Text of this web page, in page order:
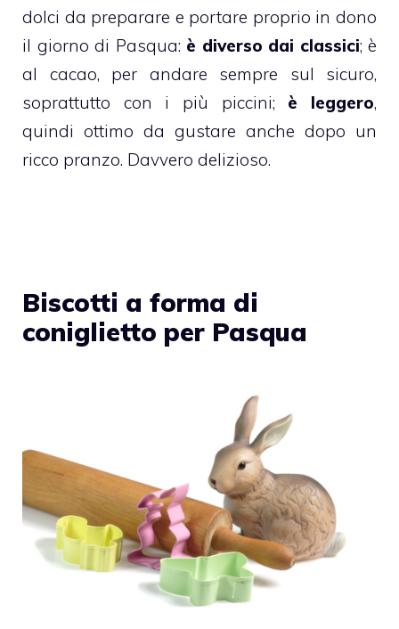
dolci da preparare e portare proprio in dono
il giorno di Pasqua: è diverso dai classici; è
al cacao, per andare sempre sul sicuro,
soprattutto con i più piccini; è leggero,
quindi ottimo da gustare anche dopo un
ricco pranzo. Davvero delizioso.
Biscotti a forma di
coniglietto per Pasqua